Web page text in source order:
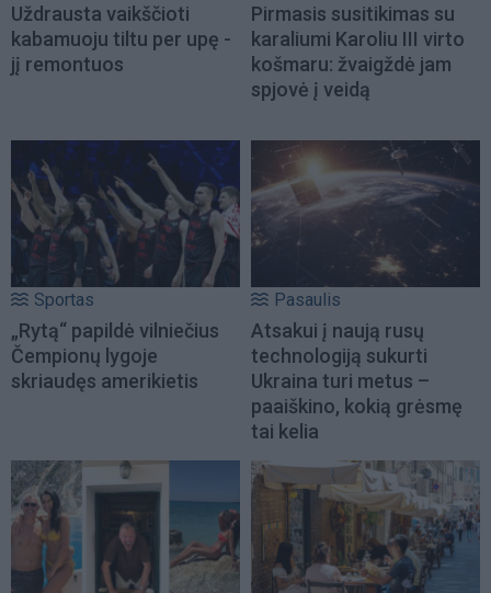
Uždrausta vaikščioti
kabamuoju tiltu per upę -
jį remontuos
Pirmasis susitikimas su
karaliumi Karoliu III virto
košmaru: žvaigždė jam
spjovė į veidą
Sportas
„Rytą“ papildė vilniečius
Čempionų lygoje
skriaudęs amerikietis
Pasaulis
Atsakui į naują rusų
technologiją sukurti
Ukraina turi metus –
paaiškino, kokią grėsmę
tai kelia